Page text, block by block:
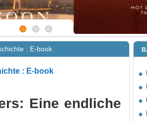
: E-book
: E-book
Eine endliche